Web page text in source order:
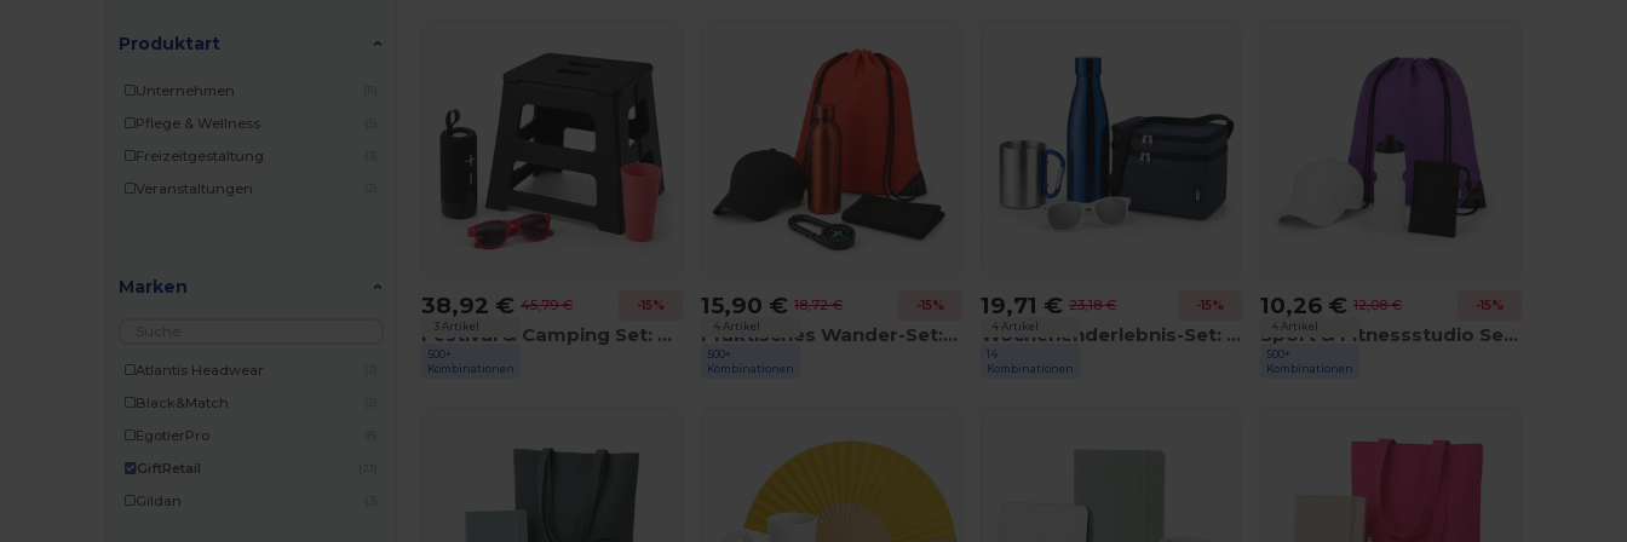
Produktart
Unternehmen
Pflege & Wellness
Freizeitgestaltung
Veranstaltungen
Marken
Atlantis Headwear
Black&Match
EgotierPro
GiftRetail
Gildan
38,92 € 45,79 € -15%
Festival & Camping Set: Festa Large MO9907 + Jak MO2831 + America MO7455 + Yellow MO2211
GiftRetail
15,90 € 18,72 € -15%
Praktisches Wander-Set: Shoop MO7208 + Athena MO6750 + Singa MO6875 + Taoru MO9024 + Chaco MO2963
GiftRetail
19,71 € 23,18 € -15%
Wochenenderlebnis-Set: Icecube MO9915 + Trumbo MO8313 + Belo Bottle MO9812 + America MO7455
GiftRetail
10,26 € 12,08 € -15%
Sport & Fitnessstudio Set: Shoop MO7208 + Spot Seven MO8933 + Tuko MO9918 + Singa MO6875
GiftRetail
3 Artikel
500+
Kombinationen
4 Artikel
500+
Kombinationen
4 Artikel
14
Kombinationen
4 Artikel
500+
Kombinationen